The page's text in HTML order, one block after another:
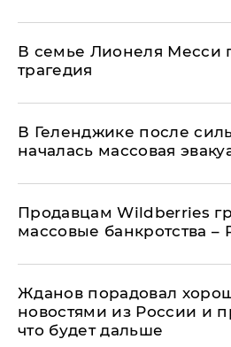
В семье Лионеля Месси
трагедия
В Геленджике после
началась массовая
Продавцам Wildberries
массовые банкротства –
Жданов порадовал
новостями из России и
что будет дальше